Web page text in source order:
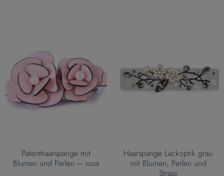
Patenthaarspange mit
Blumen und Perlen – rosa
Haarspange Lackoptik grau
mit Blumen, Perlen und
Strass